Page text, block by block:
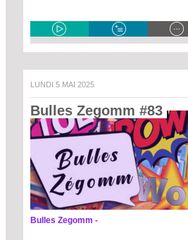
LUNDI 5 MAI 2025
Bulles Zegomm #83
Bulles Zegomm -